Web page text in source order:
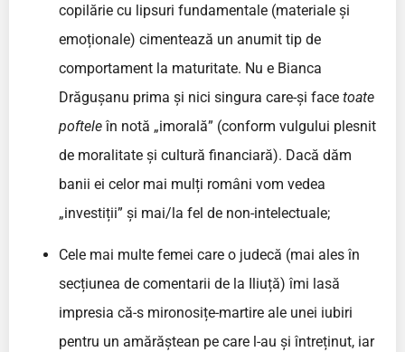
copilărie cu lipsuri fundamentale (materiale și
emoționale) cimentează un anumit tip de
comportament la maturitate. Nu e Bianca
Drăgușanu prima și nici singura care-și face toate
pofteleîn notă „imorală” (conform vulgului plesnit
de moralitate și cultură financiară). Dacă dăm
banii ei celor mai mulți români vom vedea
„investiții” și mai/la fel de non-intelectuale;
Cele mai multe femei care o judecă (mai ales în
secțiunea de comentarii de la Iliuță) îmi lasă
impresia că-s mironosițe-martire ale unei iubiri
pentru un amărăștean pe care l-au și întreținut, iar